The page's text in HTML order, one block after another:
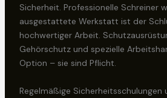
Sicherheit. Professionelle Schreiner
ausgestattete Werkstatt ist der
hochwertiger Arbeit.
Gehörschutz und spezielle
Option – sie sind Pflicht.
Regelmäßige